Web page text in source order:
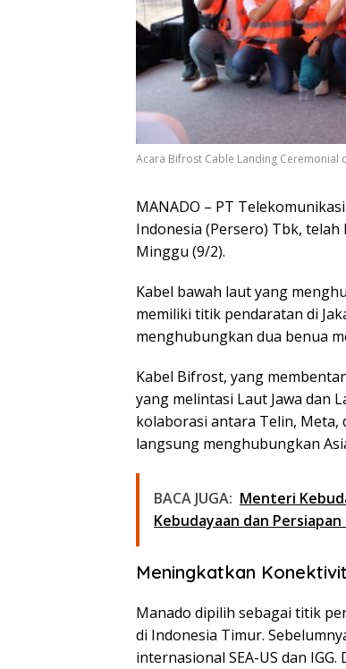
Acara Bifrost Cable Landing Ceremonial
MANADO – PT
Indonesia (Persero) Tbk,
Minggu (9/2).
Kabel bawah laut yang
memiliki titik pendaratan di
menghubungkan dua benua
Kabel Bifrost, yang
yang melintasi Laut Jawa dan
kolaborasi antara Telin, Meta,
langsung menghubungkan
BACA JUGA: Menteri
Kebudayaan dan Persiapan
Meningkatkan
Manado dipilih sebagai titik
di Indonesia Timur.
internasional SEA-US dan